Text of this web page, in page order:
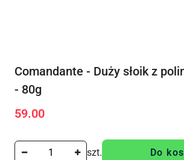
Comandante - Duży słoik z
- 80g
Cena:
59.00
szt. Do